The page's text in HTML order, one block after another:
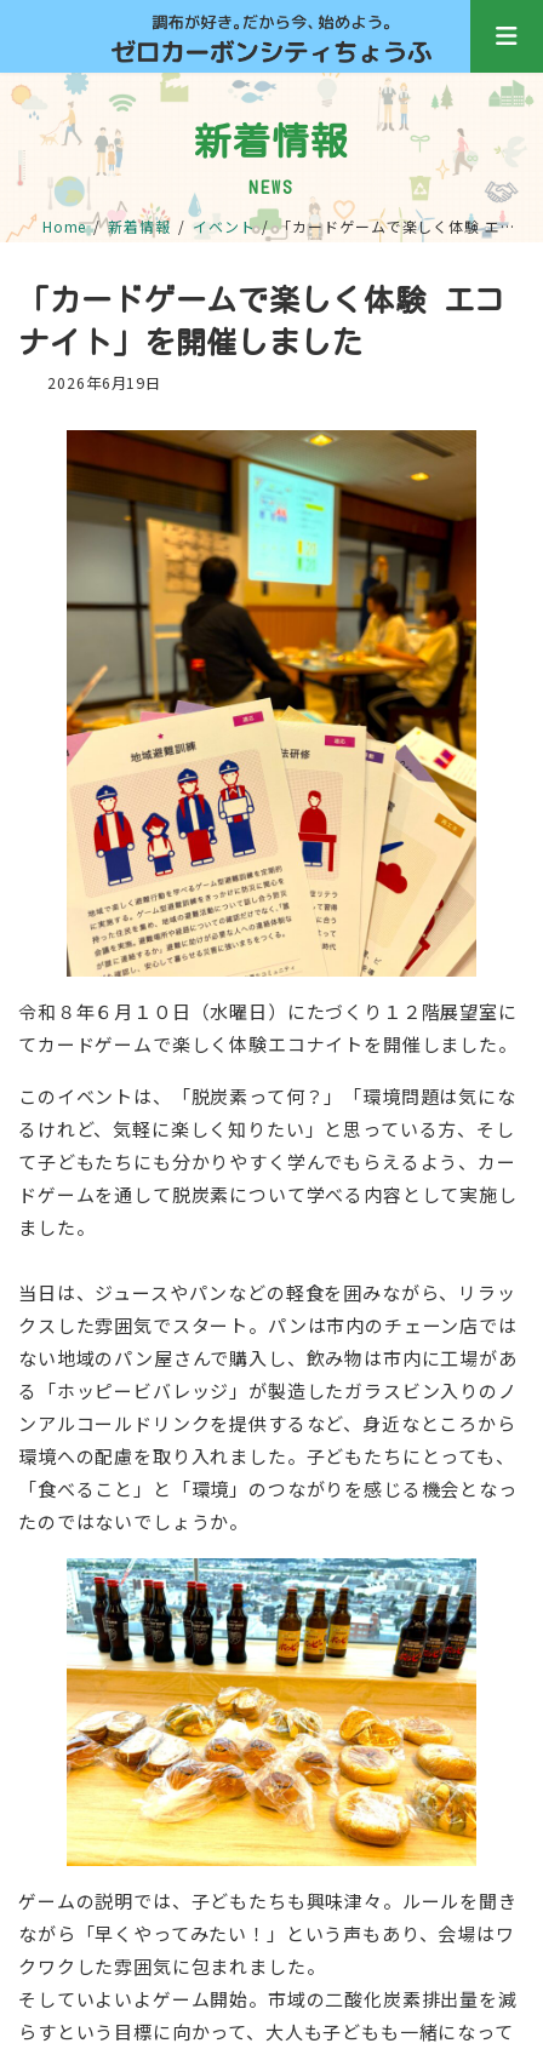
ン
キ
プ
ー
に
動
新着情報
NEWS
Home 新着情報 イベント 「カードゲームで楽しく体験 エコナイト」を開催しました
「カードゲームで楽しく体験 エコ
ナイト」を開催しました
2026年6月19日
令和８年６月１０日（水曜日）にたづくり１２階展望室に
てカードゲームで楽しく体験エコナイトを開催しました。
このイベントは、「脱炭素って何？」「環境問題は気にな
るけれど、気軽に楽しく知りたい」と思っている方、そし
て子どもたちにも分かりやすく学んでもらえるよう、カー
ドゲームを通して脱炭素について学べる内容として実施し
ました。
当日は、ジュースやパンなどの軽食を囲みながら、リラッ
クスした雰囲気でスタート。パンは市内のチェーン店では
ない地域のパン屋さんで購入し、飲み物は市内に工場があ
る「ホッピービバレッジ」が製造したガラスビン入りのノ
ンアルコールドリンクを提供するなど、身近なところから
環境への配慮を取り入れました。子どもたちにとっても、
「食べること」と「環境」のつながりを感じる機会となっ
たのではないでしょうか。
ゲームの説明では、子どもたちも興味津々。ルールを聞き
ながら「早くやってみたい！」という声もあり、会場はワ
クワクした雰囲気に包まれました。
そしていよいよゲーム開始。市域の二酸化炭素排出量を減
らすという目標に向かって、大人も子どもも一緒になって